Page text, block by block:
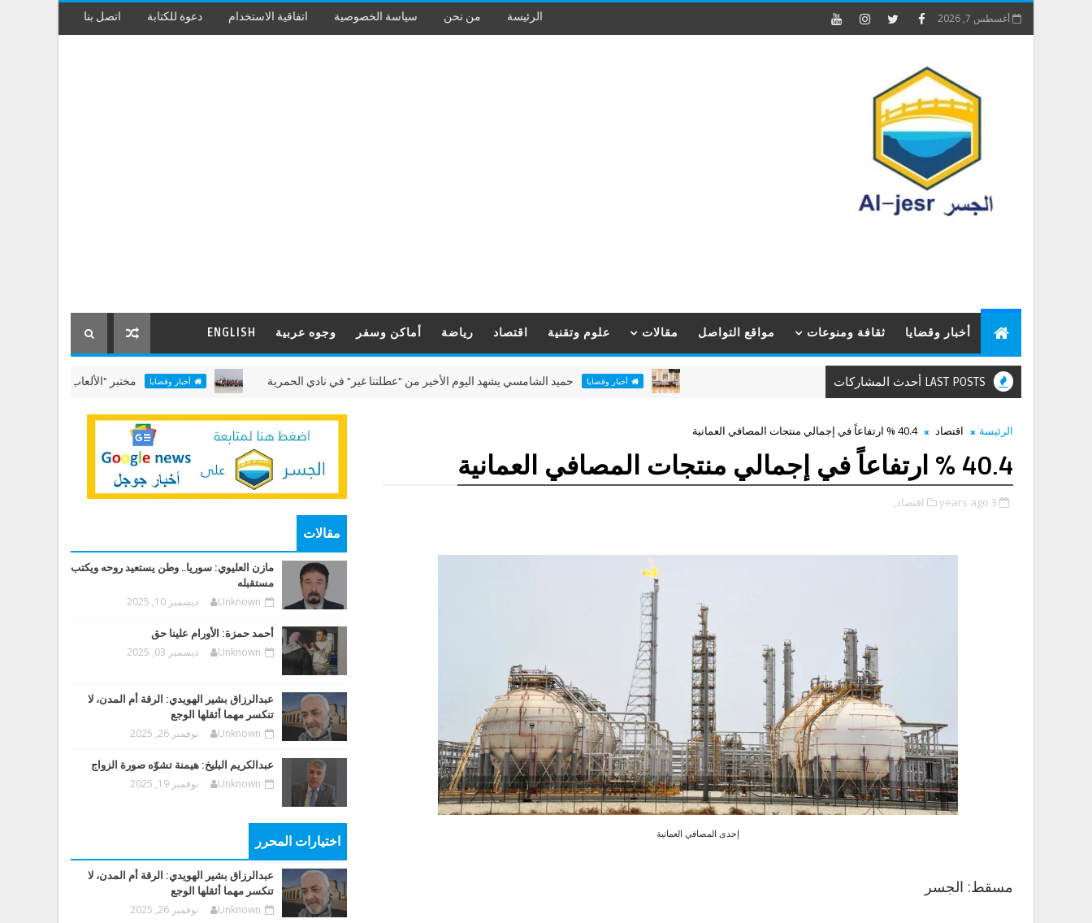
أغسطس 7, 2026 الرئيسة من نحن سياسة الخصوصية اتفاقية الاستخدام دعوة للكتابة اتصل بنا
أخبار وقضايا ثقافة ومنوعات مواقع التواصل مقالات علوم وتقنية اقتصاد رياضة أماكن وسفر وجوه عربية ENGLISH
LAST POSTS أحدث المشاركات أخبار وقضايا حميد الشامسي يشهد اليوم الأخير من "عطلتنا غير" في نادي الحمرية أخبار وقضايا مختبر "الألعاب البحرية" في "عطلتنا
الرئيسة اقتصاد 40.4 % ارتفاعاً في إجمالي منتجات المصافي العمانية
40.4 % ارتفاعاً في إجمالي منتجات المصافي العمانية
3 years ago اقتصاد,
إحدى المصافي العمانية
مسقط: الجسر
مقالات
مازن العليوي: سوريا.. وطن يستعيد روحه ويكتب
مستقبله
Unknown ديسمبر 10, 2025
أحمد حمزة: الأورام علينا حق
Unknown ديسمبر 03, 2025
عبدالرزاق بشير الهويدي: الرقة أم المدن، لا
تنكسر مهما أثقلها الوجع
Unknown نوفمبر 26, 2025
عبدالكريم البليخ: هيمنة تشوّه صورة الزواج
Unknown نوفمبر 19, 2025
اختيارات المحرر
عبدالرزاق بشير الهويدي: الرقة أم المدن، لا
تنكسر مهما أثقلها الوجع
Unknown نوفمبر 26, 2025